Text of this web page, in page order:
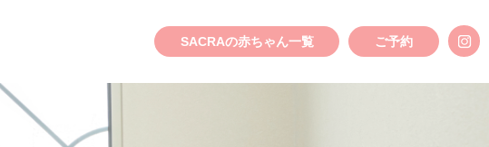
SACRAの赤ちゃん一覧 ご予約